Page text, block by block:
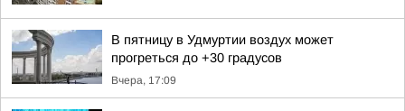
В пятницу в Удмуртии воздух может
прогреться до +30 градусов
Вчера, 17:09